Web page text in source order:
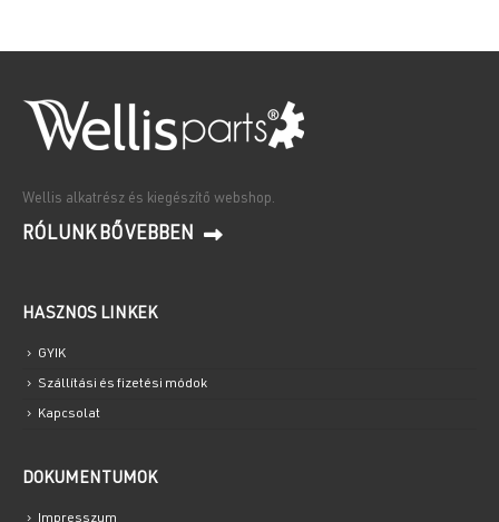
Wellis alkatrész és kiegészítő webshop.
RÓLUNK BŐVEBBEN
HASZNOS LINKEK
GYIK
Szállítási és fizetési módok
Kapcsolat
DOKUMENTUMOK
Impresszum